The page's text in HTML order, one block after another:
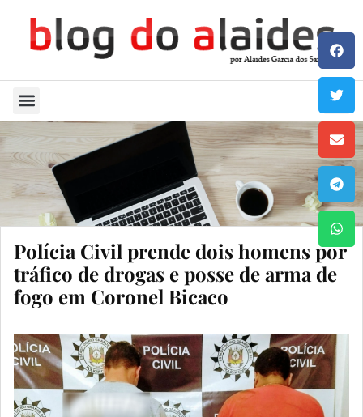
Polícia Civil prende dois homens por
tráfico de drogas e posse de arma de
fogo em Coronel Bicaco